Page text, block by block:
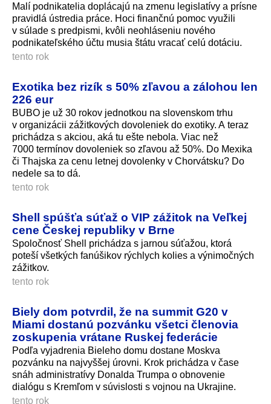
Malí podnikatelia doplácajú na zmenu legislatívy a prísne
pravidlá ústredia práce. Hoci finančnú pomoc využili
v súlade s predpismi, kvôli neohláseniu nového
podnikateľského účtu musia štátu vracať celú dotáciu.
tento rok
Exotika bez rizík s 50% zľavou a zálohou len
226 eur
BUBO je už 30 rokov jednotkou na slovenskom trhu
v organizácii zážitkových dovoleniek do exotiky. A teraz
prichádza s akciou, aká tu ešte nebola. Viac než
7000 termínov dovoleniek so zľavou až 50%. Do Mexika
či Thajska za cenu letnej dovolenky v Chorvátsku? Do
nedele sa to dá.
tento rok
Shell spúšťa súťaž o VIP zážitok na Veľkej
cene Českej republiky v Brne
Spoločnosť Shell prichádza s jarnou súťažou, ktorá
poteší všetkých fanúšikov rýchlych kolies a výnimočných
zážitkov.
tento rok
Biely dom potvrdil, že na summit G20 v
Miami dostanú pozvánku všetci členovia
zoskupenia vrátane Ruskej federácie
Podľa vyjadrenia Bieleho domu dostane Moskva
pozvánku na najvyššej úrovni. Krok prichádza v čase
snáh administratívy Donalda Trumpa o obnovenie
dialógu s Kremľom v súvislosti s vojnou na Ukrajine.
tento rok